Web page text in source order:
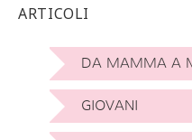
ARTICOLI
DA MAMMA A
GIOVANI